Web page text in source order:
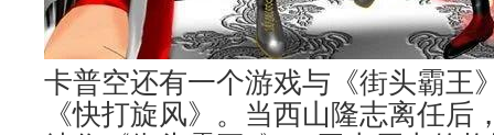
卡普空还有一个游戏与《街头霸王
《快打旋风》。当西山隆志离任后